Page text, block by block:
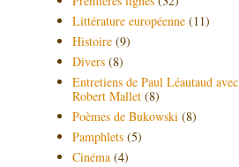
Littérature européenne (11)
Histoire (9)
Divers (8)
Entretiens de Paul Léautaud avec
Robert Mallet (8)
Poèmes de Bukowski (8)
Pamphlets (5)
Cinéma (4)